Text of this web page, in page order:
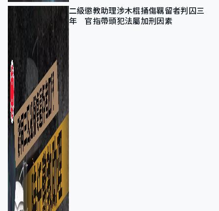
二級懲教助理涉木棍捅傷羈留者判囚三
年 官指帶頭犯法屬加刑因素